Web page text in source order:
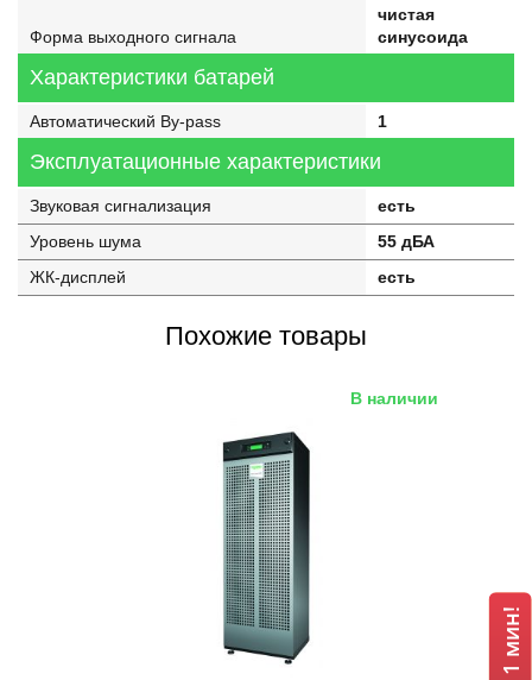
Форма выходного сигнала
чистая
синусоида
Характеристики батарей
Автоматический By-pass 1
Эксплуатационные характеристики
Звуковая сигнализация
есть
Уровень шума
55 дБА
ЖК-дисплей
есть
Похожие товары
В наличии